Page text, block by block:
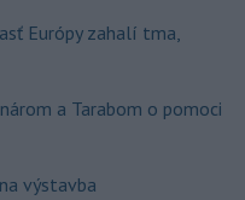
Európy zahalí tma,
a Tarabom o pomoci
výstavba